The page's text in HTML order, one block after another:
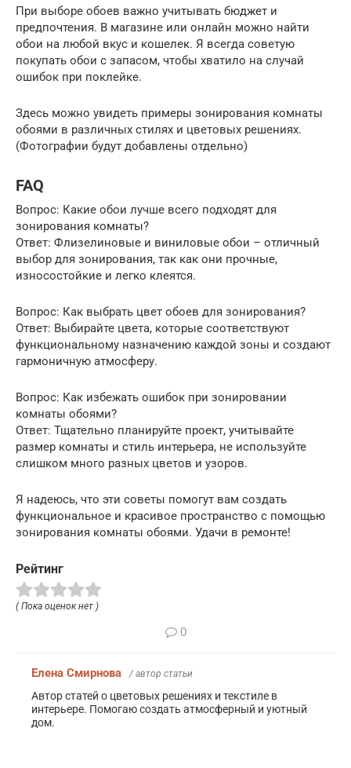
При выборе обоев важно учитывать бюджет и
предпочтения. В магазине или онлайн можно найти
обои на любой вкус и кошелек. Я всегда советую
покупать обои с запасом, чтобы хватило на случай
ошибок при поклейке.
Здесь можно увидеть примеры зонирования комнаты
обоями в различных стилях и цветовых решениях.
(Фотографии будут добавлены отдельно)
FAQ
Вопрос: Какие обои лучше всего подходят для
зонирования комнаты?
Ответ: Флизелиновые и виниловые обои – отличный
выбор для зонирования, так как они прочные,
износостойкие и легко клеятся.
Вопрос: Как выбрать цвет обоев для зонирования?
Ответ: Выбирайте цвета, которые соответствуют
функциональному назначению каждой зоны и создают
гармоничную атмосферу.
Вопрос: Как избежать ошибок при зонировании
комнаты обоями?
Ответ: Тщательно планируйте проект, учитывайте
размер комнаты и стиль интерьера, не используйте
слишком много разных цветов и узоров.
Я надеюсь, что эти советы помогут вам создать
функциональное и красивое пространство с помощью
зонирования комнаты обоями. Удачи в ремонте!
Рейтинг
( Пока оценок нет )
0
Елена Смирнова / автор статьи
Автор статей о цветовых решениях и текстиле в
интерьере. Помогаю создать атмосферный и уютный
дом.